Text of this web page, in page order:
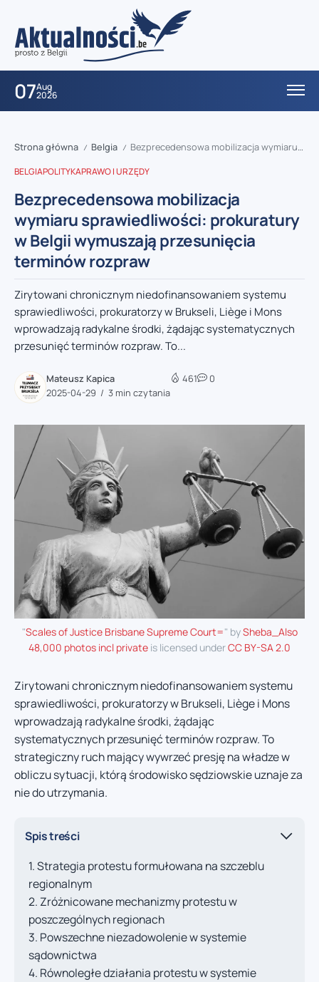
07Aug
2026
Strona główna / Belgia / Bezprecedensowa mobilizacja wymiaru sprawiedliwości: prokuratury w Belgii wymuszają przesunięcia terminów rozpraw
BELGIAPOLITYKAPRAWO I URZĘDY
Bezprecedensowa mobilizacja
wymiaru sprawiedliwości: prokuratury
w Belgii wymuszają przesunięcia
terminów rozpraw
Zirytowani chronicznym niedofinansowaniem systemu
sprawiedliwości, prokuratorzy w Brukseli, Liège i Mons
wprowadzają radykalne środki, żądając systematycznych
przesunięć terminów rozpraw. To...
Mateusz Kapica
2025-04-29
3 min czytania
461 0
"Scales of Justice Brisbane Supreme Court=" bySheba_Also
48,000 photos incl private is licensed underCC BY-SA 2.0
Zirytowani chronicznym niedofinansowaniem systemu
sprawiedliwości, prokuratorzy w Brukseli, Liège i Mons
wprowadzają radykalne środki, żądając
systematycznych przesunięć terminów rozpraw. To
strategiczny ruch mający wywrzeć presję na władze w
obliczu sytuacji, którą środowisko sędziowskie uznaje za
nie do utrzymania.
Spis treści
Strategia protestu formułowana na szczeblu
regionalnym
Zróżnicowane mechanizmy protestu w
poszczególnych regionach
Powszechne niezadowolenie w systemie
sądownictwa
Równoległe działania protestu w systemie